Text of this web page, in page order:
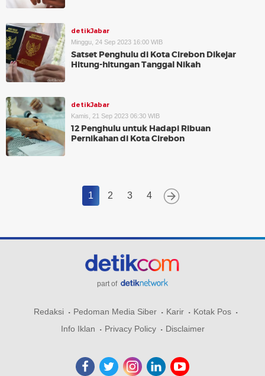
detikJabar
Minggu, 24 Sep 2023 16:00 WIB
Satset Penghulu di Kota Cirebon Dikejar
Hitung-hitungan Tanggal Nikah
detikJabar
Kamis, 21 Sep 2023 06:30 WIB
12 Penghulu untuk Hadapi Ribuan
Pernikahan di Kota Cirebon
1 2 3 4
part of
Redaksi Pedoman Media Siber Karir
Kotak Pos
Info Iklan
Privacy Policy Disclaimer